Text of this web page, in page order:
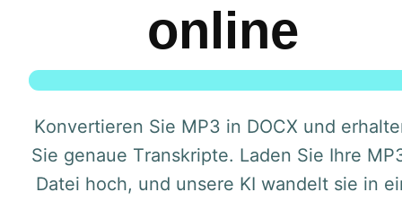
online
Konvertieren Sie MP3 in DOCX und
Sie genaue Transkripte. Laden Sie Ihre
Datei hoch, und unsere KI wandelt sie in